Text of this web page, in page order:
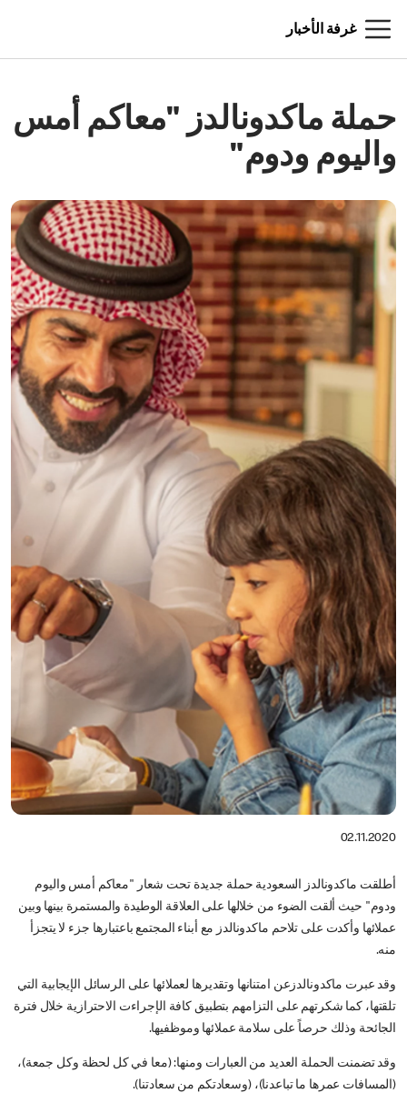
غرفة الأخبار
حملة ماكدونالدز "معاكم أمس
واليوم ودوم"
02.11.2020
أطلقت ماكدونالدز السعودية حملة جديدة تحت شعار "معاكم أمس واليوم
ودوم" حيث ألقت الضوء من خلالها على العلاقة الوطيدة والمستمرة بينها وبين
عملائها وأكدت على تلاحم ماكدونالدز مع أبناء المجتمع باعتبارها جزء لا يتجزأ
منه.
وقد عبرت ماكدونالدزعن امتنانها وتقديرها لعملائها على الرسائل الإيجابية التي
تلقتها، كما شكرتهم على التزامهم بتطبيق كافة الإجراءت الاحترازية خلال فترة
الجائحة وذلك حرصاً على سلامة عملائها وموظفيها.
وقد تضمنت الحملة العديد من العبارات ومنها: (معا في كل لحظة وكل جمعة)،
(المسافات عمرها ما تباعدنا)، (وسعادتكم من سعادتنا).